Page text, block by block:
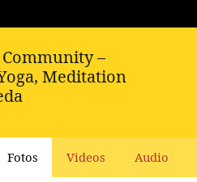
Fotos Videos Audio